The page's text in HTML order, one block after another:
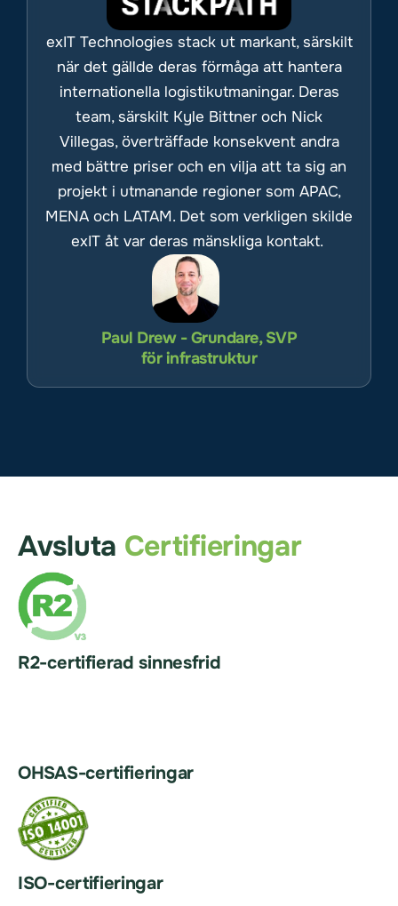
exIT Technologies stack ut markant, särskilt
när det gällde deras förmåga att hantera
internationella logistikutmaningar. Deras
team, särskilt Kyle Bittner och Nick
Villegas, överträffade konsekvent andra
med bättre priser och en vilja att ta sig an
projekt i utmanande regioner som APAC,
MENA och LATAM. Det som verkligen skilde
exIT åt var deras mänskliga kontakt.
Paul Drew - Grundare, SVP
för infrastruktur
Avsluta Certifieringar
R2-certifierad sinnesfrid
OHSAS-certifieringar
ISO-certifieringar